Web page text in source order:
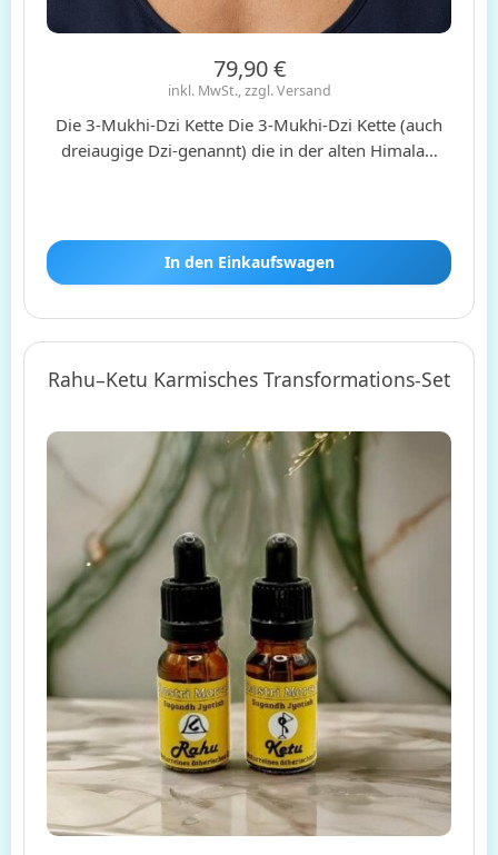
79,90 €
inkl. MwSt., zzgl. Versand
Die 3-Mukhi-Dzi Kette Die 3-Mukhi-Dzi Kette (auch
dreiaugige Dzi-genannt) die in der alten Himala…
In den Einkaufswagen
Rahu–Ketu Karmisches Transformations-Set